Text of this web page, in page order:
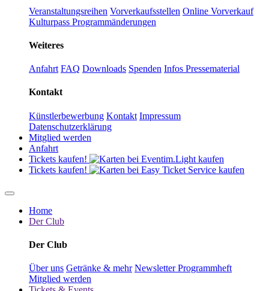
Veranstaltungsreihen Vorverkaufsstellen Online Vorverkauf
Kulturpass Programmänderungen
Weiteres
Anfahrt FAQ Downloads Spenden Infos Pressematerial
Kontakt
Künstlerbewerbung Kontakt Impressum
Datenschutzerklärung
Mitglied werden
Anfahrt
Tickets kaufen!
Tickets kaufen!
Home
Der Club
Der Club
Über uns Getränke & mehr NewsletterProgrammheft
Mitglied werden